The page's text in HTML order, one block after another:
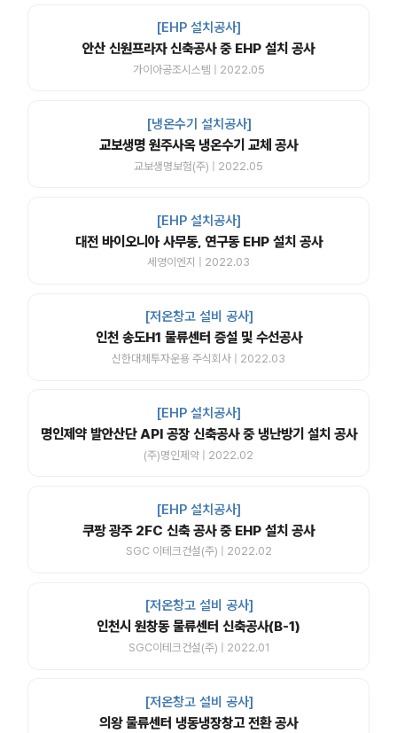
[EHP 설치공사]
안산 신원프라자 신축공사 중 EHP 설치 공사
가이아공조시스템 | 2022.05
[냉온수기 설치공사]
교보생명 원주사옥 냉온수기 교체 공사
교보생명보험(주) | 2022.05
[EHP 설치공사]
대전 바이오니아 사무동, 연구동 EHP 설치 공사
세영이엔지 | 2022.03
[저온창고 설비 공사]
인천 송도H1 물류센터 증설 및 수선공사
신한대체투자운용 주식회사 | 2022.03
[EHP 설치공사]
명인제약 발안산단 API 공장 신축공사 중 냉난방기 설치 공사
(주)명인제약 | 2022.02
[EHP 설치공사]
쿠팡 광주 2FC 신축 공사 중 EHP 설치 공사
SGC 이테크건설(주) | 2022.02
[저온창고 설비 공사]
인천시 원창동 물류센터 신축공사(B-1)
SGC이테크건설(주) | 2022.01
[저온창고 설비 공사]
의왕 물류센터 냉동냉장창고 전환 공사